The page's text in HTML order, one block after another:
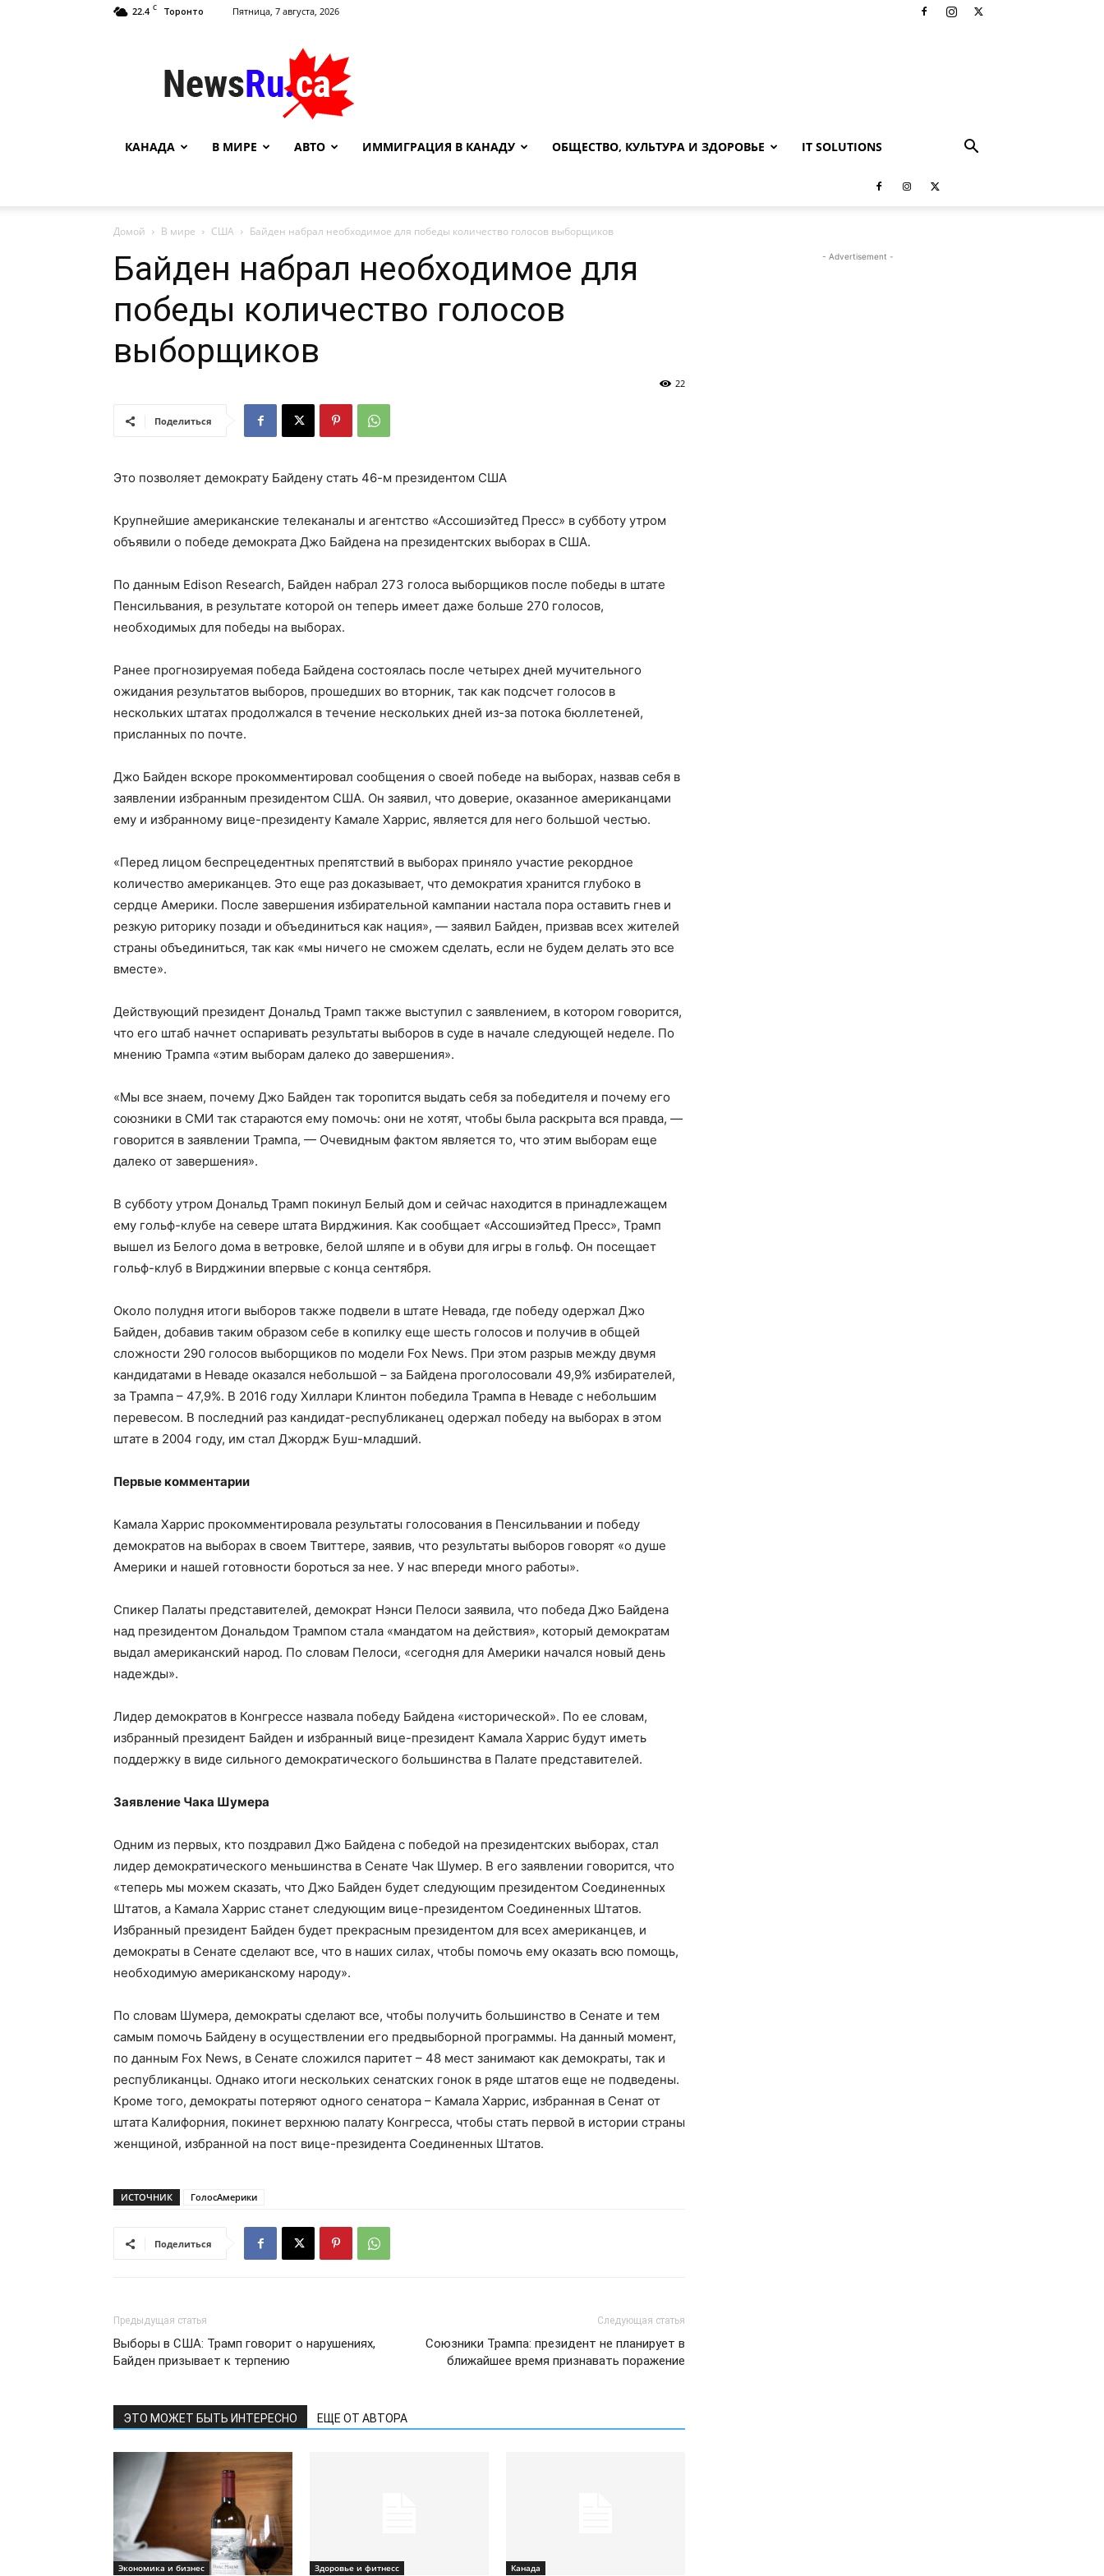
22.4 C Торонто Пятница, 7 августа, 2026
NewsRu.Ca
КАНАДА В МИРЕ АВТО ИММИГРАЦИЯ В КАНАДУ ОБЩЕСТВО, КУЛЬТУРА И ЗДОРОВЬЕ IT SOLUTIONS
Домой В мире США Байден набрал необходимое для победы количество голосов выборщиков
Байден набрал необходимое для
победы количество голосов
выборщиков
22
Поделиться
Это позволяет демократу Байдену стать 46-м президентом США
Крупнейшие американские телеканалы и агентство «Ассошиэйтед Пресс» в субботу утром
объявили о победе демократа Джо Байдена на президентских выборах в США.
По данным Edison Research, Байден набрал 273 голоса выборщиков после победы в штате
Пенсильвания, в результате которой он теперь имеет даже больше 270 голосов,
необходимых для победы на выборах.
Ранее прогнозируемая победа Байдена состоялась после четырех дней мучительного
ожидания результатов выборов, прошедших во вторник, так как подсчет голосов в
нескольких штатах продолжался в течение нескольких дней из-за потока бюллетеней,
присланных по почте.
Джо Байден вскоре прокомментировал сообщения о своей победе на выборах, назвав себя в
заявлении избранным президентом США. Он заявил, что доверие, оказанное американцами
ему и избранному вице-президенту Камале Харрис, является для него большой честью.
«Перед лицом беспрецедентных препятствий в выборах приняло участие рекордное
количество американцев. Это еще раз доказывает, что демократия хранится глубоко в
сердце Америки. После завершения избирательной кампании настала пора оставить гнев и
резкую риторику позади и объединиться как нация», — заявил Байден, призвав всех жителей
страны объединиться, так как «мы ничего не сможем сделать, если не будем делать это все
вместе».
Действующий президент Дональд Трамп также выступил с заявлением, в котором говорится,
что его штаб начнет оспаривать результаты выборов в суде в начале следующей неделе. По
мнению Трампа «этим выборам далеко до завершения».
«Мы все знаем, почему Джо Байден так торопится выдать себя за победителя и почему его
союзники в СМИ так стараются ему помочь: они не хотят, чтобы была раскрыта вся правда, —
говорится в заявлении Трампа, — Очевидным фактом является то, что этим выборам еще
далеко от завершения».
В субботу утром Дональд Трамп покинул Белый дом и сейчас находится в принадлежащем
ему гольф-клубе на севере штата Вирджиния. Как сообщает «Ассошиэйтед Пресс», Трамп
вышел из Белого дома в ветровке, белой шляпе и в обуви для игры в гольф. Он посещает
гольф-клуб в Вирджинии впервые с конца сентября.
Около полудня итоги выборов также подвели в штате Невада, где победу одержал Джо
Байден, добавив таким образом себе в копилку еще шесть голосов и получив в общей
сложности 290 голосов выборщиков по модели Fox News. При этом разрыв между двумя
кандидатами в Неваде оказался небольшой – за Байдена проголосовали 49,9% избирателей,
за Трампа – 47,9%. В 2016 году Хиллари Клинтон победила Трампа в Неваде с небольшим
перевесом. В последний раз кандидат-республиканец одержал победу на выборах в этом
штате в 2004 году, им стал Джордж Буш-младший.
Первые комментарии
Камала Харрис прокомментировала результаты голосования в Пенсильвании и победу
демократов на выборах в своем Твиттере, заявив, что результаты выборов говорят «о душе
Америки и нашей готовности бороться за нее. У нас впереди много работы».
Спикер Палаты представителей, демократ Нэнси Пелоси заявила, что победа Джо Байдена
над президентом Дональдом Трампом стала «мандатом на действия», который демократам
выдал американский народ. По словам Пелоси, «сегодня для Америки начался новый день
надежды».
Лидер демократов в Конгрессе назвала победу Байдена «исторической». По ее словам,
избранный президент Байден и избранный вице-президент Камала Харрис будут иметь
поддержку в виде сильного демократического большинства в Палате представителей.
Заявление Чака Шумера
Одним из первых, кто поздравил Джо Байдена с победой на президентских выборах, стал
лидер демократического меньшинства в Сенате Чак Шумер. В его заявлении говорится, что
«теперь мы можем сказать, что Джо Байден будет следующим президентом Соединенных
Штатов, а Камала Харрис станет следующим вице-президентом Соединенных Штатов.
Избранный президент Байден будет прекрасным президентом для всех американцев, и
демократы в Сенате сделают все, что в наших силах, чтобы помочь ему оказать всю помощь,
необходимую американскому народу».
По словам Шумера, демократы сделают все, чтобы получить большинство в Сенате и тем
самым помочь Байдену в осуществлении его предвыборной программы. На данный момент,
по данным Fox News, в Сенате сложился паритет – 48 мест занимают как демократы, так и
республиканцы. Однако итоги нескольких сенатских гонок в ряде штатов еще не подведены.
Кроме того, демократы потеряют одного сенатора – Камала Харрис, избранная в Сенат от
штата Калифорния, покинет верхнюю палату Конгресса, чтобы стать первой в истории страны
женщиной, избранной на пост вице-президента Соединенных Штатов.
ИСТОЧНИК ГолосАмерики
Поделиться
Предыдущая статья
Выборы в США: Трамп говорит о нарушениях,
Байден призывает к терпению
Следующая статья
Союзники Трампа: президент не планирует в
ближайшее время признавать поражение
ЭТО МОЖЕТ БЫТЬ ИНТЕРЕСНО ЕЩЕ ОТ АВТОРА
Экономика и бизнес Здоровье и фитнесс Канада
- Advertisement -